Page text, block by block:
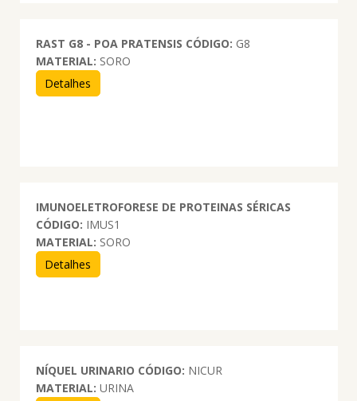
RAST G8 - POA PRATENSIS CÓDIGO: G8
MATERIAL: SORO
Detalhes
IMUNOELETROFORESE DE PROTEINAS SÉRICAS
CÓDIGO: IMUS1
MATERIAL: SORO
Detalhes
NÍQUEL URINARIO CÓDIGO: NICUR
MATERIAL: URINA